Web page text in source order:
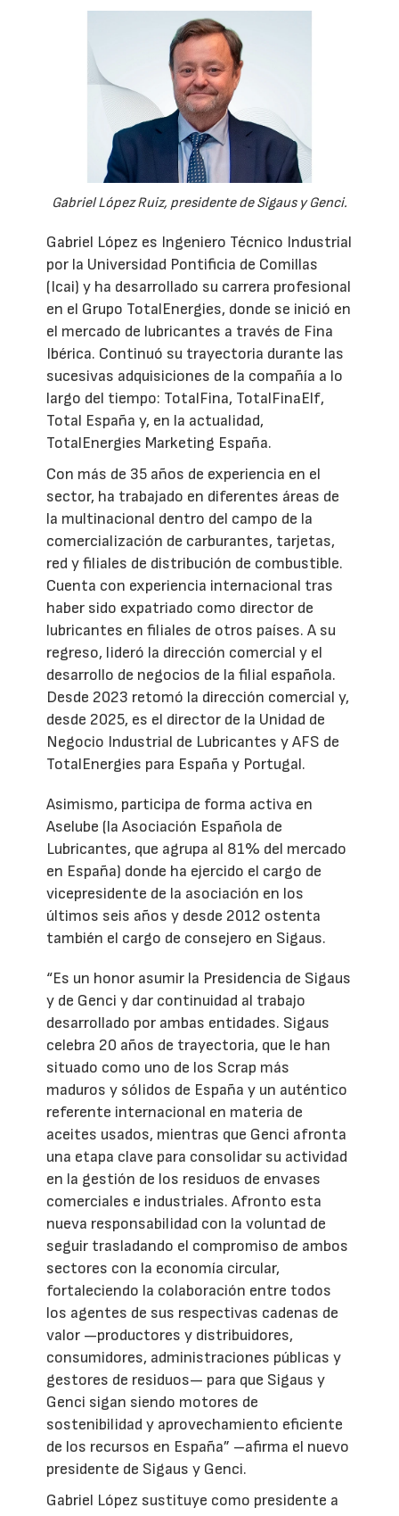
Gabriel López Ruiz, presidente de Sigaus y Genci.
Gabriel López es Ingeniero Técnico Industrial
por la Universidad Pontificia de Comillas
(Icai) y ha desarrollado su carrera profesional
en el Grupo TotalEnergies, donde se inició en
el mercado de lubricantes a través de Fina
Ibérica. Continuó su trayectoria durante las
sucesivas adquisiciones de la compañía a lo
largo del tiempo: TotalFina, TotalFinaElf,
Total España y, en la actualidad,
TotalEnergies Marketing España.
Con más de 35 años de experiencia en el
sector, ha trabajado en diferentes áreas de
la multinacional dentro del campo de la
comercialización de carburantes, tarjetas,
red y filiales de distribución de combustible.
Cuenta con experiencia internacional tras
haber sido expatriado como director de
lubricantes en filiales de otros países. A su
regreso, lideró la dirección comercial y el
desarrollo de negocios de la filial española.
Desde 2023 retomó la dirección comercial y,
desde 2025, es el director de la Unidad de
Negocio Industrial de Lubricantes y AFS de
TotalEnergies para España y Portugal.
Asimismo, participa de forma activa en
Aselube (la Asociación Española de
Lubricantes, que agrupa al 81% del mercado
en España) donde ha ejercido el cargo de
vicepresidente de la asociación en los
últimos seis años y desde 2012 ostenta
también el cargo de consejero en Sigaus.
“Es un honor asumir la Presidencia de Sigaus
y de Genci y dar continuidad al trabajo
desarrollado por ambas entidades. Sigaus
celebra 20 años de trayectoria, que le han
situado como uno de los Scrap más
maduros y sólidos de España y un auténtico
referente internacional en materia de
aceites usados, mientras que Genci afronta
una etapa clave para consolidar su actividad
en la gestión de los residuos de envases
comerciales e industriales. Afronto esta
nueva responsabilidad con la voluntad de
seguir trasladando el compromiso de ambos
sectores con la economía circular,
fortaleciendo la colaboración entre todos
los agentes de sus respectivas cadenas de
valor —productores y distribuidores,
consumidores, administraciones públicas y
gestores de residuos— para que Sigaus y
Genci sigan siendo motores de
sostenibilidad y aprovechamiento eficiente
de los recursos en España” –afirma el nuevo
presidente de Sigaus y Genci.
Gabriel López sustituye como presidente a